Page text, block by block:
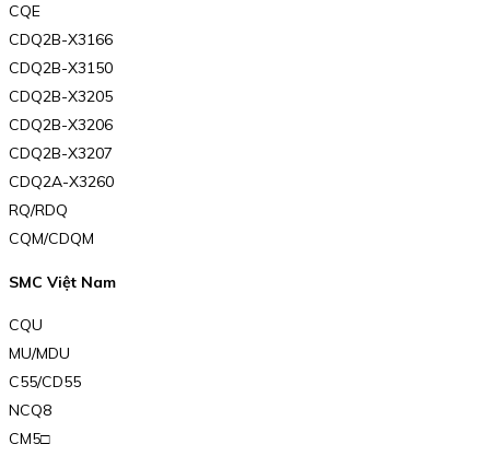
CQE
CDQ2B-X3166
CDQ2B-X3150
CDQ2B-X3205
CDQ2B-X3206
CDQ2B-X3207
CDQ2A-X3260
RQ/RDQ
CQM/CDQM
SMC Việt Nam
CQU
MU/MDU
C55/CD55
NCQ8
CM5□